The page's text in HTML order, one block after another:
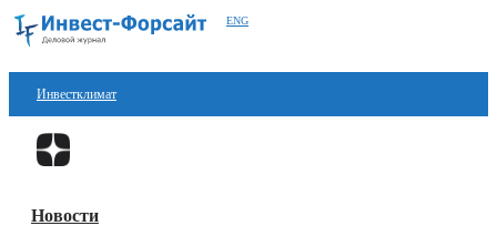
ENG
Инвестклимат
Финансы
Блокчейн
Новости